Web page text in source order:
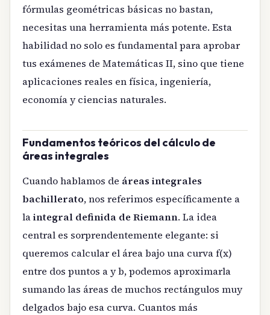
fórmulas geométricas básicas no bastan,
necesitas una herramienta más potente. Esta
habilidad no solo es fundamental para aprobar
tus exámenes de Matemáticas II, sino que tiene
aplicaciones reales en física, ingeniería,
economía y ciencias naturales.
Fundamentos teóricos del cálculo de
áreas integrales
Cuando hablamos de áreas integrales
bachillerato, nos referimos específicamente a
laintegral definida de Riemann. La idea
central es sorprendentemente elegante: si
queremos calcular el área bajo una curva f(x)
entre dos puntos a y b, podemos aproximarla
sumando las áreas de muchos rectángulos muy
delgados bajo esa curva. Cuantos más